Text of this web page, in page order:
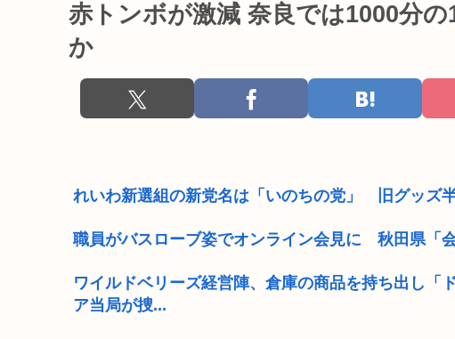
赤トンボが激減 奈良では1000分
か
れいわ新選組の新党名は「いのちの党」 旧グッズ
職員がバスローブ姿でオンライン会見に 秋田県「
ワイルドベリーズ経営陣、倉庫の商品を持ち出し
ア当局が捜...